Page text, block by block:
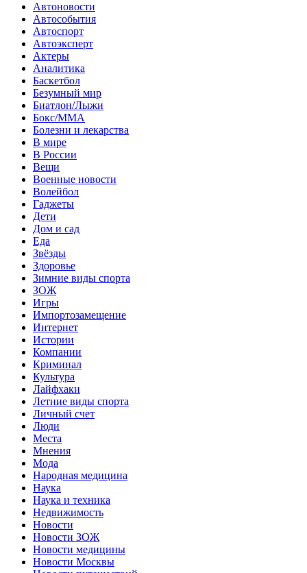
Автоновости
Автособытия
Автоспорт
Автоэксперт
Актеры
Аналитика
Баскетбол
Безумный мир
Биатлон/Лыжи
Бокс/MMA
Болезни и лекарства
В мире
В России
Вещи
Военные новости
Волейбол
Гаджеты
Дети
Дом и сад
Еда
Звёзды
Здоровье
Зимние виды спорта
ЗОЖ
Игры
Импортозамещение
Интернет
Истории
Компании
Криминал
Культура
Лайфхаки
Летние виды спорта
Личный счет
Люди
Места
Мнения
Мода
Народная медицина
Наука
Наука и техника
Недвижимость
Новости
Новости ЗОЖ
Новости медицины
Новости Москвы